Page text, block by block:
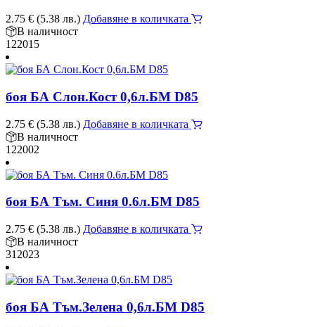
2.75 € (5.38 лв.) Добавяне в количката
В наличност
122015
боя БА Слон.Кост 0,6л.БМ D85
2.75 € (5.38 лв.) Добавяне в количката
В наличност
122002
боя БА Тъм. Синя 0.6л.БМ D85
2.75 € (5.38 лв.) Добавяне в количката
В наличност
312023
боя БА Тъм.Зелена 0,6л.БМ D85